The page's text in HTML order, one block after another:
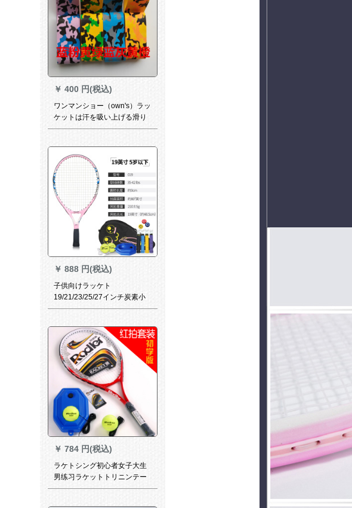
￥ 400 円(税込)
ワンマンショー（own's）ラッ
ケットは汗を吸い上げる滑り
止めの手付きゴムつきのパチ
た12本のセットです。
￥ 888 円(税込)
子供向けラッケト
19/21/23/25/27インチ炭素小
学生初心者シンゲルスーツピ
￥ 784 円(税込)
ラケトシング初心者女子大生
男练习ラケットトリニンテー
プ线回弾ペアセット初心者赤